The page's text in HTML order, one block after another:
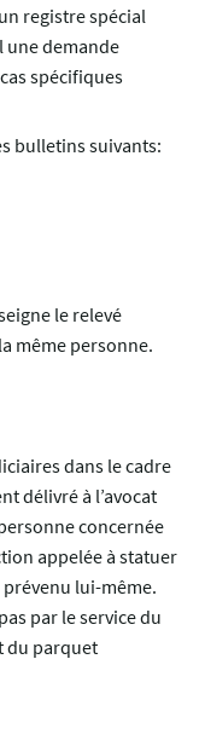
registre spécial
une demande
spécifiques
bulletins suivants:
le relevé
même personne.
dans le cadre
délivré à l’avocat
concernée
appelée à statuer
prévenu lui-même.
par le service du
du parquet